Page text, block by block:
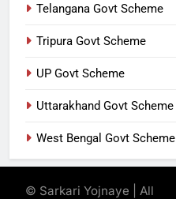
Telangana Govt Scheme
Tripura Govt Scheme
UP Govt Scheme
Uttarakhand Govt Scheme
West Bengal Govt Scheme
© Sarkari Yojnaye | All